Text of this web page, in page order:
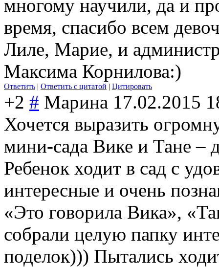
многому научили, да и
время, спасибо всем
Лиле, Марие, и
Максима Корнилова:)
Ответить | Ответить с цитатой | Цитировать
+2 # Марина 17.02.2015
Хочется выразить
мини-сада Вике и Тане –
Ребенок ходит в сад с
интересные и очень
«Это говорила Вика»,
собрали целую папку
поделок))) Пытались